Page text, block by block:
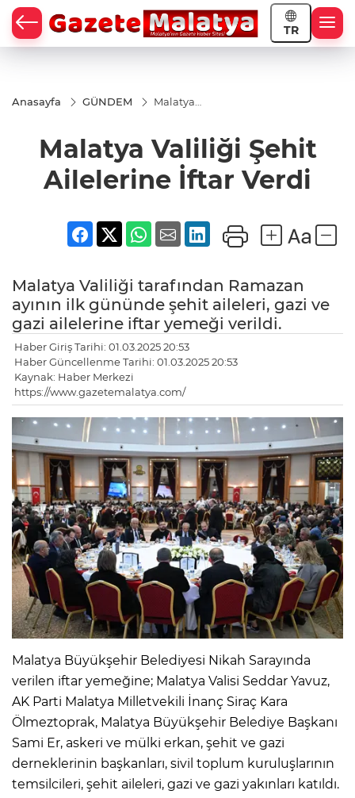
TR
Anasayfa GÜNDEM
Malatya
Ailelerine
İftar Verdi
Malatya Valiliği Şehit
Ailelerine İftar Verdi
Malatya Valiliği tarafından Ramazan
ayının ilk gününde şehit aileleri, gazi ve
gazi ailelerine iftar yemeği verildi.
Haber Giriş Tarihi: 01.03.2025 20:53
Haber Güncellenme Tarihi: 01.03.2025 20:53
Kaynak: Haber Merkezi
https://www.gazetemalatya.com/
Malatya Büyükşehir Belediyesi Nikah Sarayında
verilen iftar yemeğine; Malatya Valisi Seddar Yavuz,
AK Parti Malatya Milletvekili İnanç Siraç Kara
Ölmeztoprak, Malatya Büyükşehir Belediye Başkanı
Sami Er, askeri ve mülki erkan, şehit ve gazi
derneklerinin başkanları, sivil toplum kuruluşlarının
temsilcileri, şehit aileleri, gazi ve gazi yakınları katıldı.